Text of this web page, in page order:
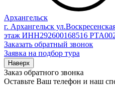
Архангельск
г. Архангельск
этаж ИНН292600168516
Заказать обратный звонок
Заявка на подбор тура
Наверх
Заказ обратного звонка
Оставьте Ваш телефон и наш